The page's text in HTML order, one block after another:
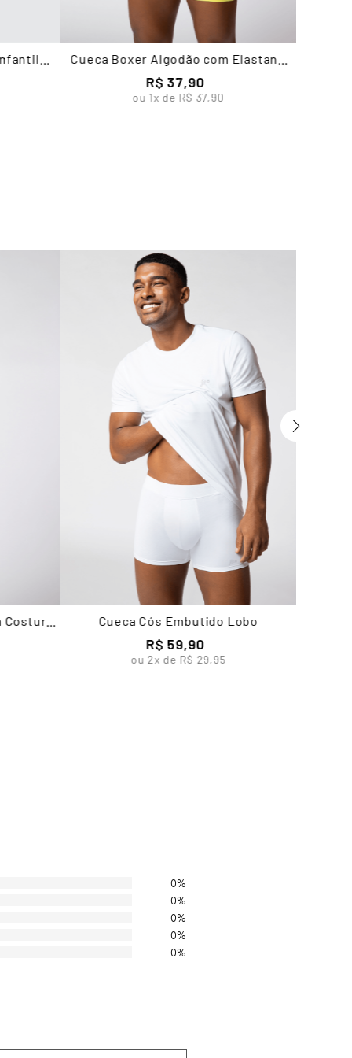
Cueca Boxer Algodão com Elastano
Masculina Lupo
R$ 37,90
ou1x de R$ 37,90
Cueca Cós Embutido Lobo
R$ 59,90
ou 2x de R$ 29,95
0%
0%
0%
0%
0%